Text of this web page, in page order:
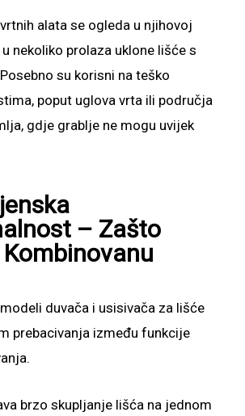
alata se ogleda u njihovoj
nekoliko prolaza uklone lišće s
su korisni na teško
poput uglova vrta ili područja
gdje grablje ne mogu uvijek
– Zašto
duvača i usisivača za lišće
prebacivanja između funkcije
brzo skupljanje lišća na jednom